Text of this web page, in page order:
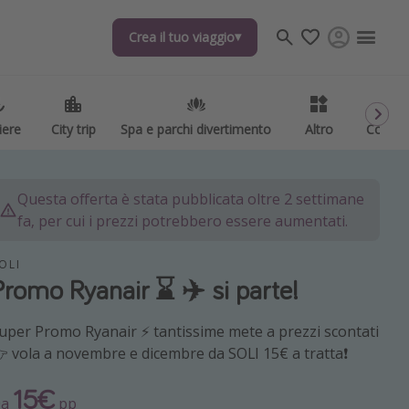
Crea il tuo viaggio
City trip Spa e parchi divertimento Altro Codici
Crea il tuo viaggio
City trip Spa e parchi divertimento Altro Codici
Questa offerta è stata pubblicata oltre 2 settimane
fa, per cui i prezzi potrebbero essere aumentati.
Ryanair ⌛️ ✈️ si parte!
Promo Ryanair ⚡️ tantissime mete a prezzi scontati
vola a novembre e dicembre da SOLI 15€ a tratta❗️
15€ pp